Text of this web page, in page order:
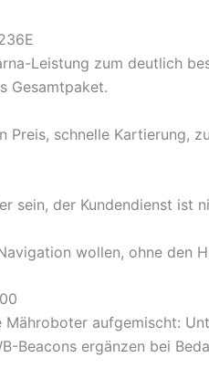
Leistung zum deutlich
Gesamtpaket.
Preis, schnelle Kartierung,
sein, der Kundendienst ist
wollen, ohne den
Mähroboter aufgemischt:
Beacons ergänzen bei